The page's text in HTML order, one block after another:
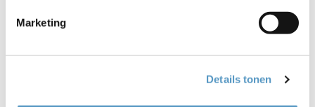
Marketing
Details tonen